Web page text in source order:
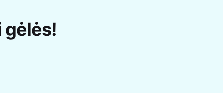
gėlės!